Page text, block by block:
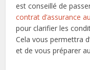
est conseillé de
contrat d’assurance
pour clarifier les
Cela vous permettra
et de vous préparer